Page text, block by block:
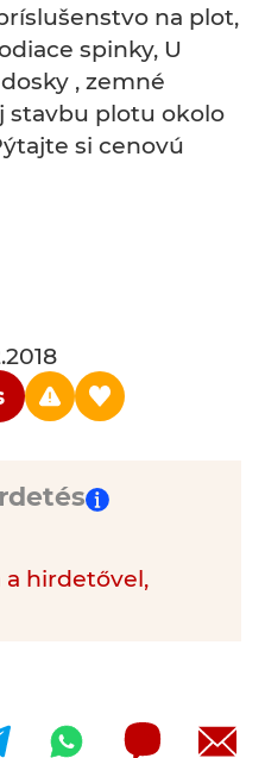
na plot,
spinky, U
, zemné
stavbu plotu okolo
si cenovú
a hirdetővel,